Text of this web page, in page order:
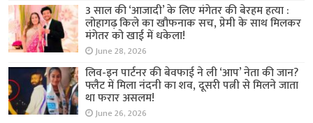
3 साल की ‘आजादी’ के लिए मंगेतर की बेरहम हत्या :
लोहागढ़ किले का खौफनाक सच, प्रेमी के साथ मिलकर
मंगेतर को खाई में धकेला!
June 28, 2026
लिव-इन पार्टनर की बेवफाई ने ली ‘आप’ नेता की जान?
फ्लैट में मिला नंदनी का शव, दूसरी पत्नी से मिलने जाता
था फरार असलम!
June 26, 2026